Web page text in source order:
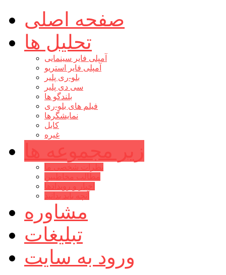
صفحه اصلی
تحلیل ها
آمپلی فایر سینمایی
آمپلی فایر استریو
بلو-ری پلیر
سی دی پلیر
بلندگو ها
فیلم های بلو-ری
نمایشگرها
کابل
غیره
زیر مجموعه ها
نظرات شخصی ما
مطالب مخاطبین
اخبار و رویدادها
آنچه باید بدانید
مشاوره
تبلیغات
ورود به سایت